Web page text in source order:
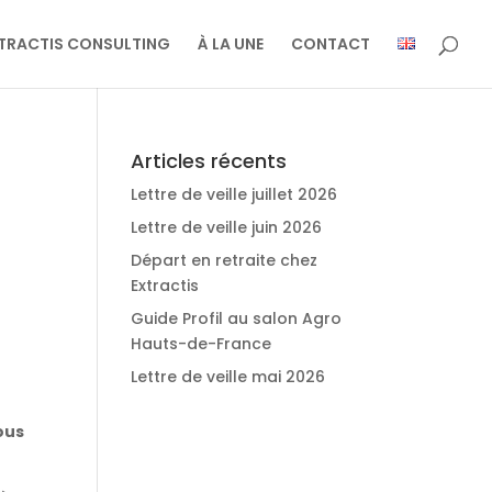
CONSULTING À LA UNE CONTACT
Articles récents
Lettre de veille juillet 2026
Lettre de veille juin 2026
Départ en retraite chez
Extractis
Guide Profil au salon Agro
Hauts-de-France
Lettre de veille mai 2026